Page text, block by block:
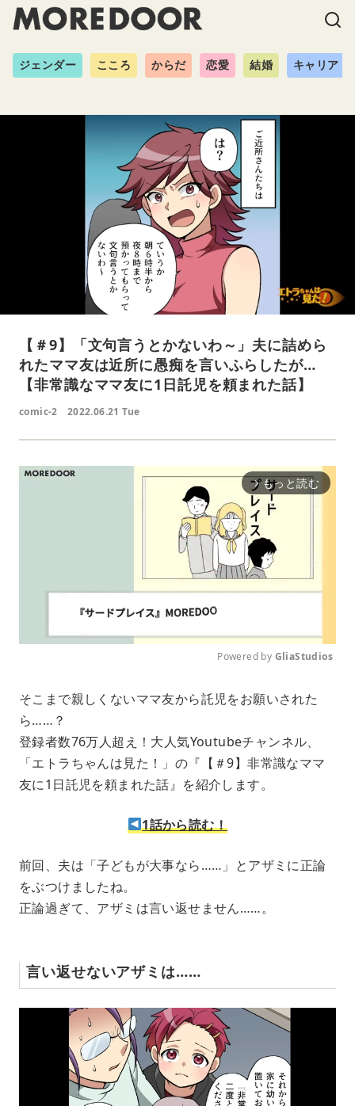
ジェンダー こころ からだ 恋愛 結婚 キャリア
【＃9】「文句言うとかないわ～」夫に詰めら
れたママ友は近所に愚痴を言いふらしたが…
【非常識なママ友に1日託児を頼まれた話】
comic-2 2022.06.21 Tue
arrow_forward_ios もっと読む
u
Powered by GliaStudios
そこまで親しくないママ友から託児をお願いされた
ら……？
登録者数76万人超え！大人気Youtubeチャンネル、
「エトラちゃんは見た！」の『【＃9】非常識なママ
友に1日託児を頼まれた話』を紹介します。
1話から読む！
前回、夫は「子どもが大事なら……」とアザミに正論
をぶつけましたね。
正論過ぎて、アザミは言い返せません……。
言い返せないアザミは……